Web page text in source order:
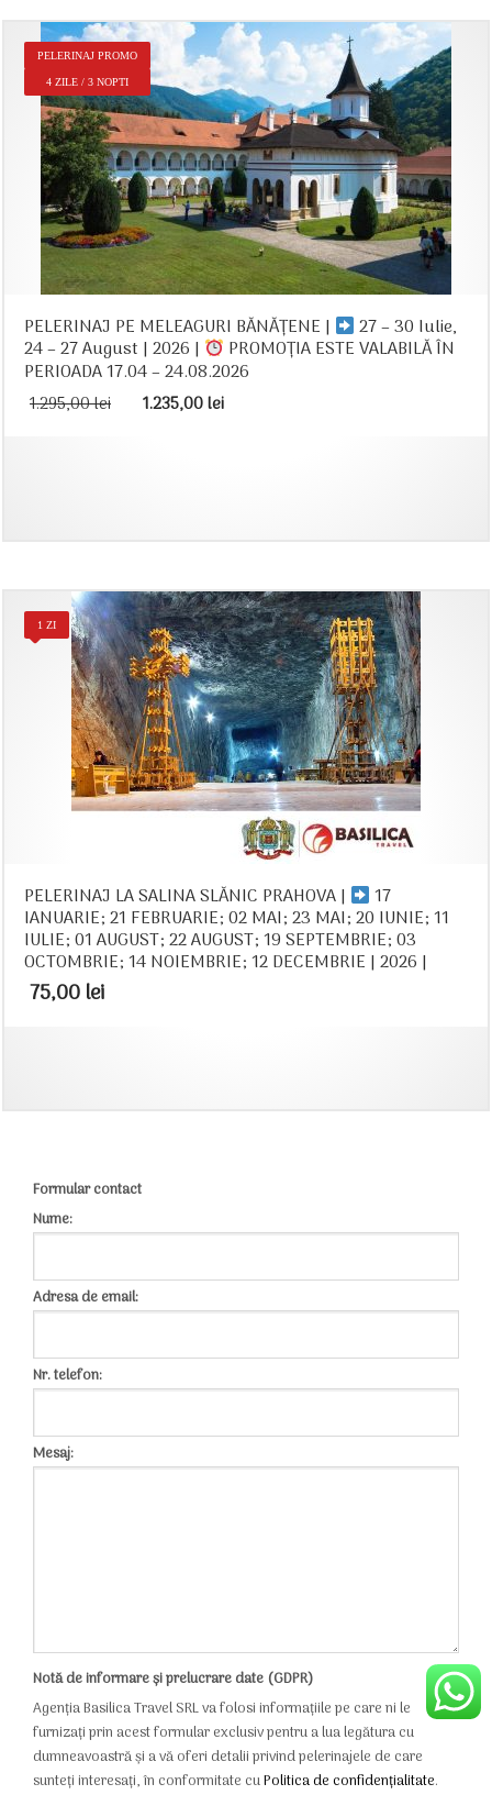
PELERINAJ PROMO
4 ZILE / 3 NOPTI
PELERINAJ PE MELEAGURI BĂNĂȚENE | 27 – 30 Iulie,
24 – 27 August | 2026 | PROMOȚIA ESTE VALABILĂ ÎN
PERIOADA 17.04 – 24.08.2026
1.295,00lei Prețul
1.235,00lei
1 ZI
PELERINAJ LA SALINA SLĂNIC PRAHOVA | 17
IANUARIE; 21 FEBRUARIE; 02 MAI; 23 MAI; 20 IUNIE; 11
IULIE; 01 AUGUST; 22 AUGUST; 19 SEPTEMBRIE; 03
OCTOMBRIE; 14 NOIEMBRIE; 12 DECEMBRIE | 2026 |
75,00 lei
Formular contact
Nume:
Adresa de email:
Nr. telefon:
Mesaj:
Notă de informare și prelucrare date (GDPR)
Agenția Basilica Travel SRL va folosi informațiile pe care ni le
furnizați prin acest formular exclusiv pentru a lua legătura cu
dumneavoastră și a vă oferi detalii privind pelerinajele de care
sunteți interesați, în conformitate cuPolitica de confidențialitate.